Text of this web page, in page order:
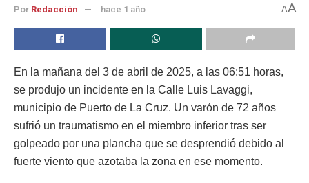
Por Redacción hace 1 año AA
En la mañana del 3 de abril de 2025, a las 06:51 horas,
se produjo un incidente en la Calle Luis Lavaggi,
municipio de Puerto de La Cruz. Un varón de 72 años
sufrió un traumatismo en el miembro inferior tras ser
golpeado por una plancha que se desprendió debido al
fuerte viento que azotaba la zona en ese momento.